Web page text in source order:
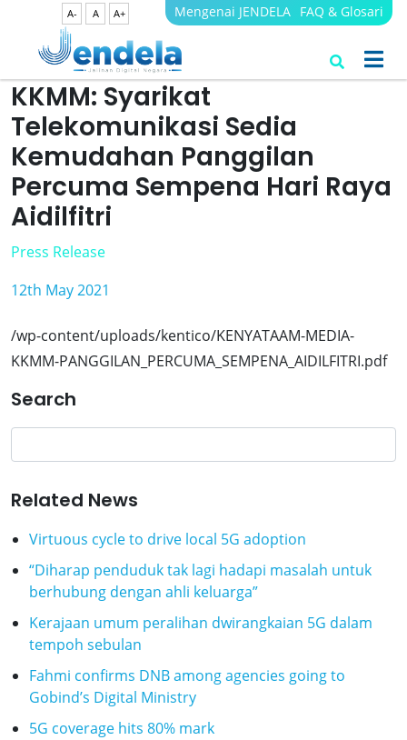
A- A A+ Mengenai JENDELA FAQ & Glosari
KKMM: Syarikat
Telekomunikasi Sedia
Kemudahan Panggilan
Percuma Sempena Hari Raya
Aidilfitri
Press Release
12th May 2021
/wp-content/uploads/kentico/KENYATAAM-MEDIA-
KKMM-PANGGILAN_PERCUMA_SEMPENA_AIDILFITRI.pdf
Search
Related News
Virtuous cycle to drive local 5G adoption
“Diharap penduduk tak lagi hadapi masalah untuk
berhubung dengan ahli keluarga”
Kerajaan umum peralihan dwirangkaian 5G dalam
tempoh sebulan
Fahmi confirms DNB among agencies going to
Gobind’s Digital Ministry
5G coverage hits 80% mark